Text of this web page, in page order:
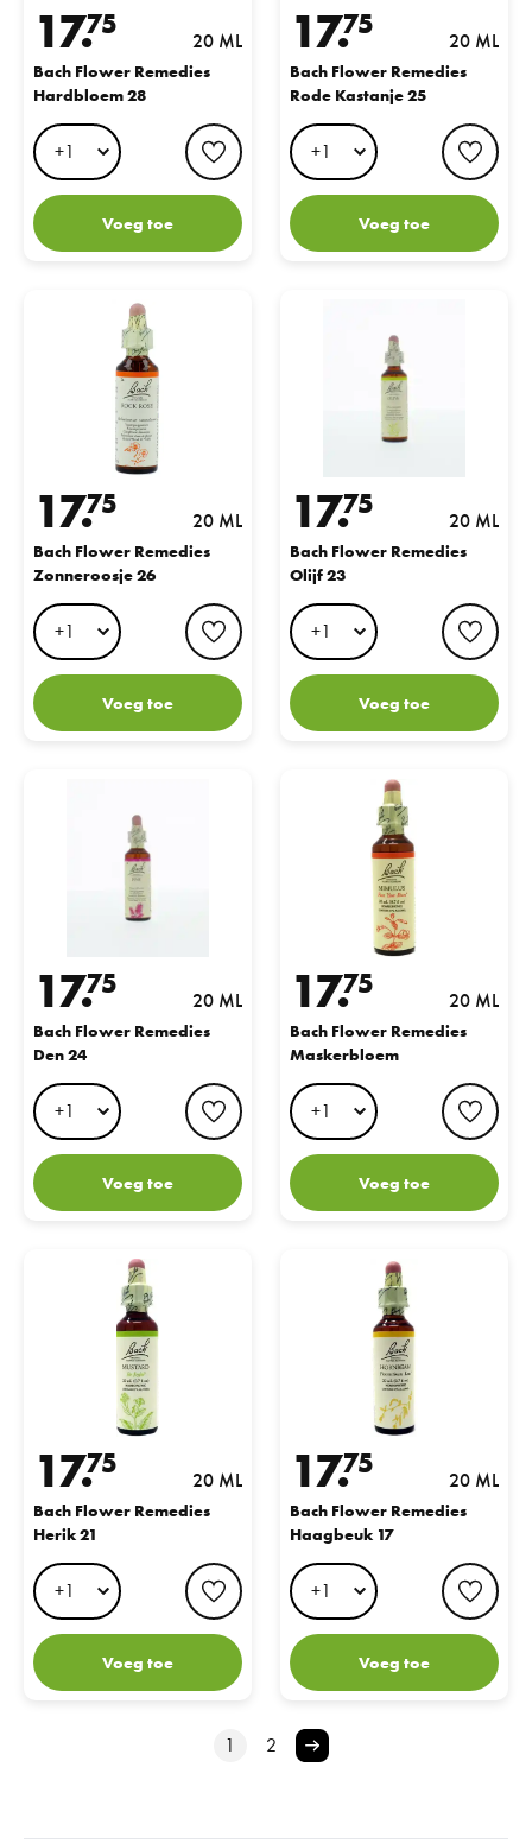
17.
75 20 ML
Bach Flower Remedies
Hardbloem 28
favorite button
Voeg toe
17.
75 20 ML
Bach Flower Remedies
Rode Kastanje 25
Voeg toe
Bach Flower Remedies Zonneroosje 26
17.
75 20 ML
Bach Flower Remedies
Zonneroosje 26
favorite button
Voeg toe
17.
75 20 ML
Bach Flower Remedies
Olijf 23
Voeg toe
17.
75 20 ML
Bach Flower Remedies
Den 24
favorite button
Voeg toe
Bach Flower Remedies
17.
75 20 ML
Bach Flower Remedies
Maskerbloem
Voeg toe
Bach Flower Remedies Herik 21
17.
75 20 ML
Bach Flower Remedies
Herik 21
favorite button
Voeg toe
Bach Flower Remedies
17.
75 20 ML
Bach Flower Remedies
Haagbeuk 17
Voeg toe
1 2